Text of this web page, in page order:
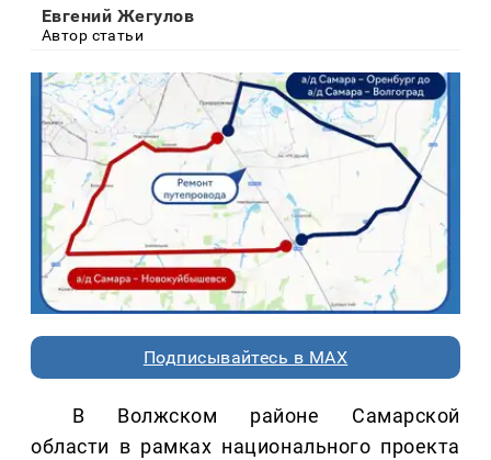
Евгений Жегулов
Автор статьи
Подписывайтесь в MAX
В Волжском районе Самарской
области в рамках национального проекта